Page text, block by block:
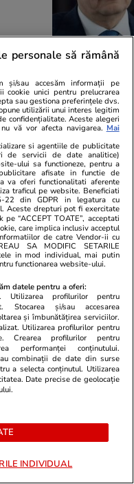
în
StirileKanalD.ro
Sorin
lui Veștea
Advertorial
Înscrie-te
personale să rămână
și/sau accesăm informații pe
cookie unici pentru prelucrarea
sau gestiona preferințele dvs.
utilizării unui interes legitim
confidențialitate. Aceste alegeri
vă vor afecta navigarea. Mai
si agentiile de publicitate
de servicii de date analitice)
ului sa functioneze, pentru a
afisate in functie de
va oferi functionalitati aferente
traficul pe website. Beneficiati
22 din GDPR in legatura cu
Aceste drepturi pot fi exercitate
pe “ACCEPT TOATE”, acceptati
care implica inclusiv acceptul
de catre Vendor-ii cu
SA MODIFIC SETARILE
in mod individual, mai putin
functionarea website-ului.
datele pentru a oferi:
Utilizarea profilurilor pentru
Stocarea și/sau accesarea
și îmbunătățirea serviciilor.
Utilizarea profilurilor pentru
Crearea profilurilor pentru
performanței conținutului.
combinații de date din surse
a selecta conținutul. Utilizarea
Date precise de geolocație
INDIVIDUAL